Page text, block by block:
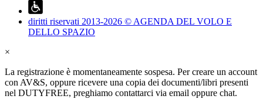
diritti riservati 2013-2026 © AGENDA DEL VOLO E
DELLO SPAZIO
×
La registrazione è momentaneamente sospesa. Per creare un account
con AV&S, oppure ricevere una copia dei documenti/libri presenti
nel DUTYFREE, preghiamo contattarci via email oppure chat.